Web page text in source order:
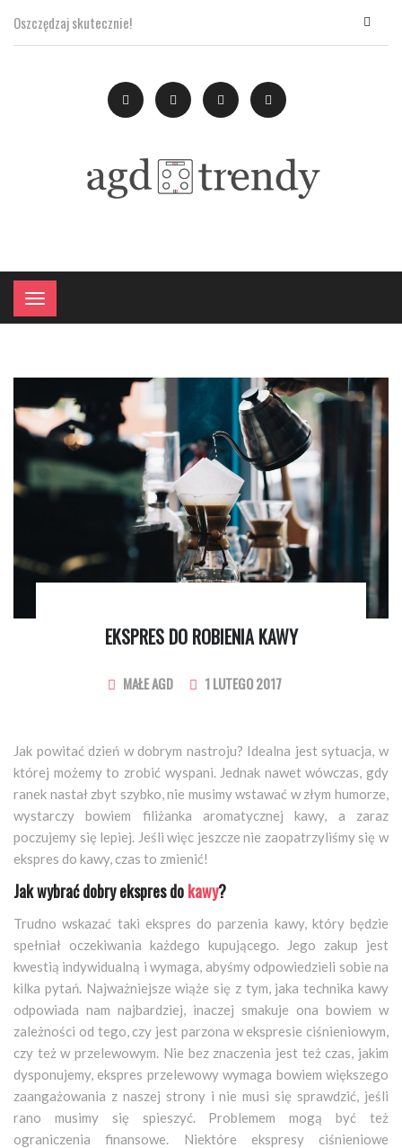
Oszczędzaj skutecznie! ×
Menu
EKSPRES DO ROBIENIA KAWY
MAŁE AGD 1 LUTEGO 2017
Jak powitać dzień w dobrym nastroju? Idealna jest sytuacja, w
której możemy to zrobić wyspani. Jednak nawet wówczas, gdy
ranek nastał zbyt szybko, nie musimy wstawać w złym humorze,
wystarczy bowiem filiżanka aromatycznej kawy, a zaraz
poczujemy się lepiej. Jeśli więc jeszcze nie zaopatrzyliśmy się w
ekspres do kawy, czas to zmienić!
Jak wybrać dobry ekspres dokawy?
Trudno wskazać taki ekspres do parzenia kawy, który będzie
spełniał oczekiwania każdego kupującego. Jego zakup jest
kwestią indywidualną i wymaga, abyśmy odpowiedzieli sobie na
kilka pytań. Najważniejsze wiąże się z tym, jaka technika kawy
odpowiada nam najbardziej, inaczej smakuje ona bowiem w
zależności od tego, czy jest parzona w ekspresie ciśnieniowym,
czy też w przelewowym. Nie bez znaczenia jest też czas, jakim
dysponujemy, ekspres przelewowy wymaga bowiem większego
zaangażowania z naszej strony i nie musi się sprawdzić, jeśli
rano musimy się spieszyć. Problemem mogą być też
ograniczenia finansowe. Niektóre ekspresy ciśnieniowe